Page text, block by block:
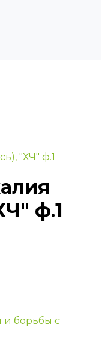
"ХЧ" ф.1
ф.1
и борьбы с